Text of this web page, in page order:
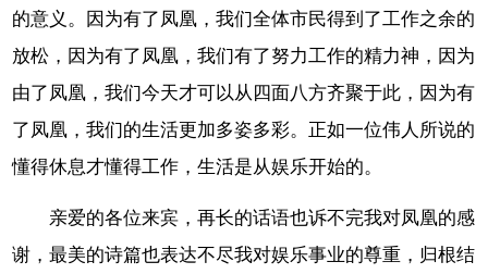
的意义。因为有了凤凰，我们全体市民得到了工作之余的
放松，因为有了凤凰，我们有了努力工作的精力神，因为
由了凤凰，我们今天才可以从四面八方齐聚于此，因为有
了凤凰，我们的生活更加多姿多彩。正如一位伟人所说的
懂得休息才懂得工作，生活是从娱乐开始的。
亲爱的各位来宾，再长的话语也诉不完我对凤凰的感
谢，最美的诗篇也表达不尽我对娱乐事业的尊重，归根结